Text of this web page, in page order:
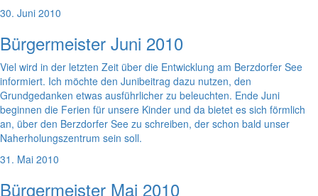
30. Juni 2010
Bürgermeister Juni 2010
Viel wird in der letzten Zeit über die Entwicklung am Berzdorfer See
informiert. Ich möchte den Junibeitrag dazu nutzen, den
Grundgedanken etwas ausführlicher zu beleuchten. Ende Juni
beginnen die Ferien für unsere Kinder und da bietet es sich förmlich
an, über den Berzdorfer See zu schreiben, der schon bald unser
Naherholungszentrum sein soll.
31. Mai 2010
Bürgermeister Mai 2010